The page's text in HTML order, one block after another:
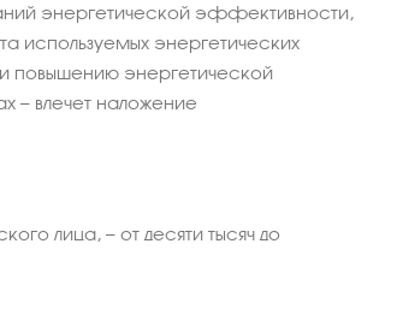
энергетической эффективности,
используемых энергетических
повышению энергетической
— влечет наложение
лица, — от десяти тысяч до